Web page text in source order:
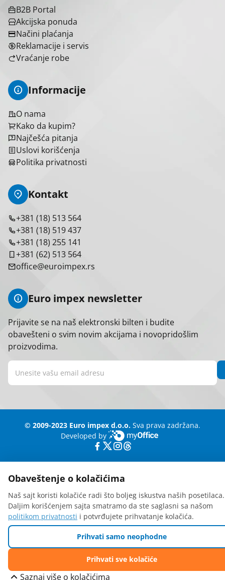
Brend
Razni proizvođači
Izbriši sve
B2B Portal
Akcijska ponuda
Načini plaćanja
Reklamacije i servis
Vraćanje robe
Informacije
O nama
Kako da kupim?
Najčešća pitanja
Uslovi korišćenja
Politika privatnosti
Kontakt
+381 (18) 513 564
+381 (18) 519 437
+381 (18) 255 141
+381 (62) 513 564
office@euroimpex.rs
Euro impex newsletter
Prijavite se na naš elektronski bilten i budite
obavešteni o svim novim akcijama i novopridošlim
proizvodima.
© 2009-2023 Euro impex d.o.o. Sva prava zadržana.
Developed by
myOffice
Obaveštenje o kolačićima
Naš sajt koristi kolačiće radi što boljeg iskustva naših posetilaca.
Daljim korišćenjem sajta smatramo da ste saglasni sa našom
politikom privatnosti i potvrđujete prihvatanje kolačića.
Saznaj više o kolačićima
Prihvati samo neophodne
Prihvati sve kolačiće